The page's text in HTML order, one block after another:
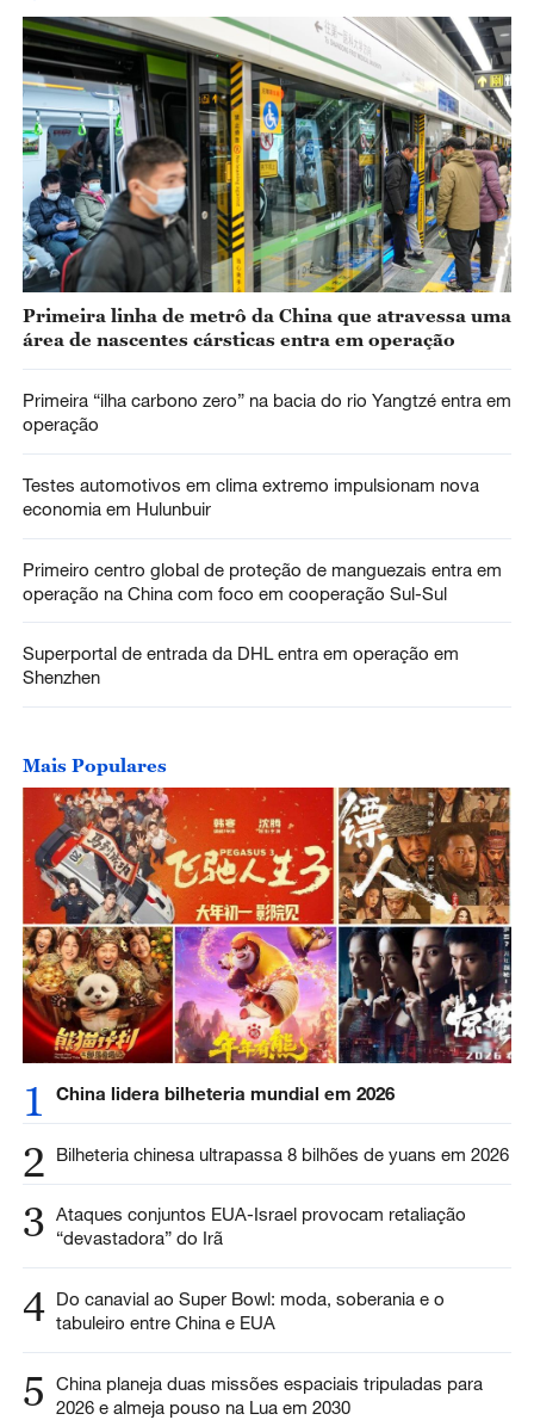
Primeira linha de metrô da China que atravessa uma
área de nascentes cársticas entra em operação
Primeira “ilha carbono zero” na bacia do rio Yangtzé entra em
operação
Testes automotivos em clima extremo impulsionam nova
economia em Hulunbuir
Primeiro centro global de proteção de manguezais entra em
operação na China com foco em cooperação Sul-Sul
Superportal de entrada da DHL entra em operação em
Shenzhen
Mais Populares
1 China lidera bilheteria mundial em 2026
2 Bilheteria chinesa ultrapassa 8 bilhões de yuans em 2026
3 Ataques conjuntos EUA-Israel provocam retaliação
“devastadora” do Irã
4 Do canavial ao Super Bowl: moda, soberania e o
tabuleiro entre China e EUA
5
China planeja duas missões espaciais tripuladas para
2026 e almeja pouso na Lua em 2030